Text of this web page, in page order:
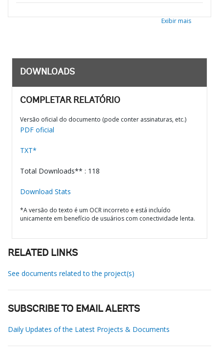
Exibir mais
DOWNLOADS
COMPLETAR RELATÓRIO
Versão oficial do documento (pode conter assinaturas, etc.)
PDF oficial
TXT*
Total Downloads** : 118
Download Stats
*A versão do texto é um OCR incorreto e está incluído
unicamente em benefício de usuários com conectividade lenta.
RELATED LINKS
See documents related to the project(s)
SUBSCRIBE TO EMAIL ALERTS
Daily Updates of the Latest Projects & Documents